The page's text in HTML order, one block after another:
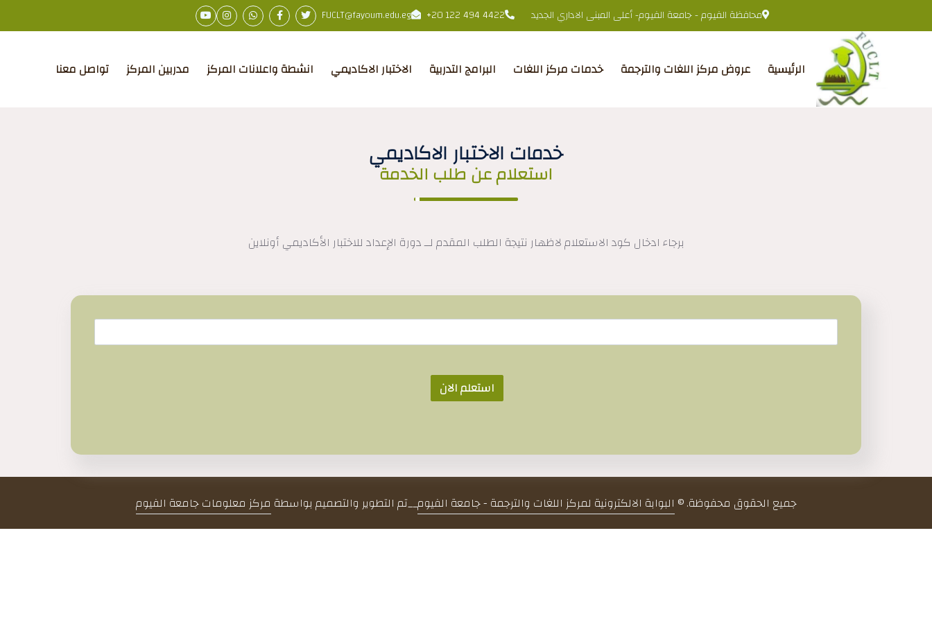
محافظة الفيوم - جامعة الفيوم- أعلى المبنى الاداري الجديد +20 122 494 4422
FUCLT@fayoum.edu.eg
الرئيسية عروض مركز اللغات والترجمة خدمات مركز اللغات البرامج التدربية الاختبار الاكاديمي انشطة واعلانات المركز مدربين المركز تواصل معنا
خدمات الاختبار الاكاديمي
استعلام عن طلب الخدمة
برجاء ادخال كود الاستعلام لاظهار نتيجة الطلب المقدم لــ دورة الإعداد للاختبار الأكاديمي أونلاين
استعلم الان
جميع الحقوق محفوظة. © البوابة الالكترونية لمركز اللغات والترجمة - جامعة الفيوم__تم التطوير والتصميم بواسطة مركز معلومات جامعة الفيوم